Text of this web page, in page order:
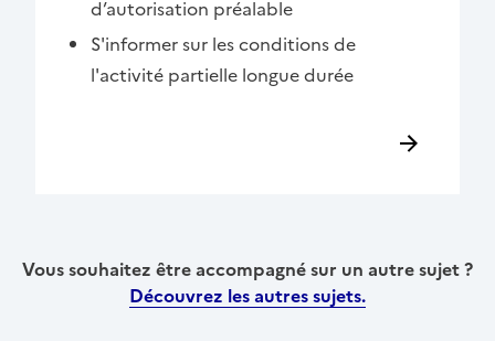
d’autorisation préalable
S'informer sur les conditions de
l'activité partielle longue durée
Vous souhaitez être accompagné sur un autre sujet ?
Découvrez les autres sujets.